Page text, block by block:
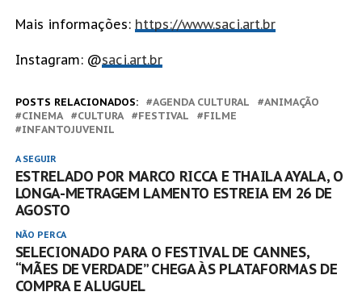
Mais informações: https://www.saci.art.br
Instagram: @saci.art.br
POSTS RELACIONADOS: AGENDA CULTURAL
ANIMAÇÃO
CINEMA
CULTURA FESTIVAL
FILME
INFANTOJUVENIL
A SEGUIR
ESTRELADO POR MARCO RICCA E THAILA AYALA, O
LONGA-METRAGEM LAMENTO ESTREIA EM 26 DE
AGOSTO
NÃO PERCA
SELECIONADO PARA O FESTIVAL DE CANNES,
“MÃES DE VERDADE” CHEGA ÀS PLATAFORMAS DE
COMPRA E ALUGUEL